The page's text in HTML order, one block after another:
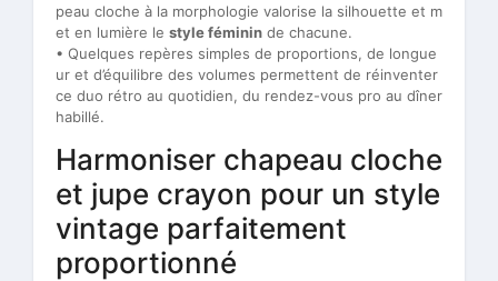
peau cloche à la morphologie valorise la silhouette et m
et en lumière le style féminin de chacune.
• Quelques repères simples de proportions, de longue
ur et d’équilibre des volumes permettent de réinventer
ce duo rétro au quotidien, du rendez-vous pro au dîner
habillé.
Harmoniser chapeau cloche
et jupe crayon pour un style
vintage parfaitement
proportionné